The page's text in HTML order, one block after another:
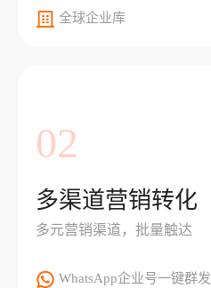
全球企业库
02
多渠道营销转化
多元营销渠道，批量触达
WhatsApp企业号一键群发